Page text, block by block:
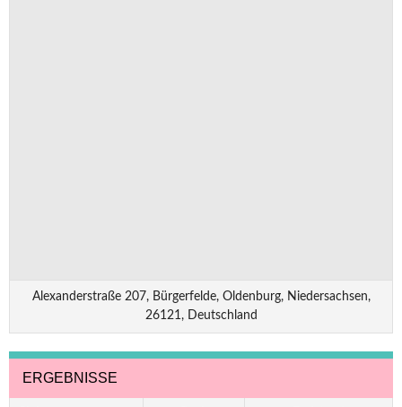
Alexanderstraße 207, Bürgerfelde, Oldenburg, Niedersachsen,
26121, Deutschland
ERGEBNISSE